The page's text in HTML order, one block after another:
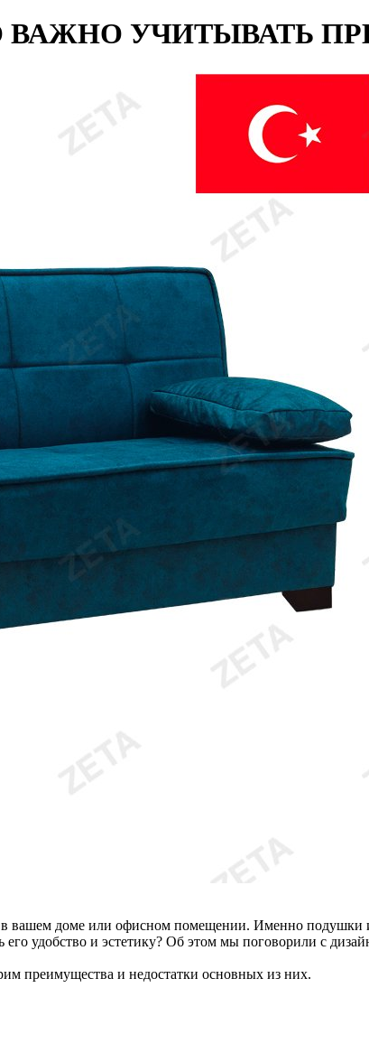
УЧИТЫВАТЬ
вашем доме или офисном помещении. Именно подушки
удобство и эстетику? Об этом мы поговорили с
преимущества и недостатки основных из них.